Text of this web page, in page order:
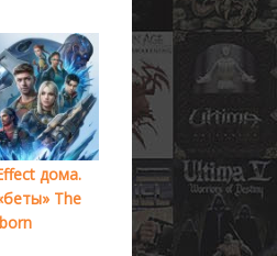
дома.
The